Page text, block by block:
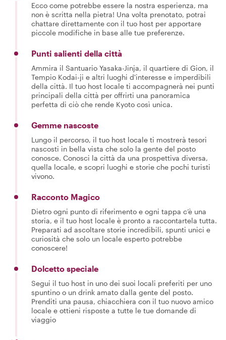
Ecco come potrebbe essere la nostra esperienza, ma
non è scritta nella pietra! Una volta prenotato, potrai
chattare direttamente con il tuo host per apportare
piccole modifiche in base alle tue preferenze.
Punti salienti della città
Ammira il Santuario Yasaka-Jinja, il quartiere di Gion, il
Tempio Kodai-ji e altri luoghi d'interesse e imperdibili
della città. Il tuo host locale ti accompagnerà nei punti
principali della città per offrirti una panoramica
perfetta di ciò che rende Kyoto così unica.
Gemme nascoste
Lungo il percorso, il tuo host locale ti mostrerà tesori
nascosti in bella vista che solo la gente del posto
conosce. Conosci la città da una prospettiva diversa,
quella locale, e scopri luoghi e storie che pochi turisti
vivono.
Racconto Magico
Dietro ogni punto di riferimento e ogni tappa c’è una
storia, e il tuo host locale è pronto a raccontartela tutta.
Preparati ad ascoltare storie incredibili, spunti unici e
curiosità che solo un locale esperto potrebbe
conoscere!
Dolcetto speciale
Segui il tuo host in uno dei suoi locali preferiti per uno
spuntino o un drink amato dalla gente del posto.
Prenditi una pausa, chiacchiera con il tuo nuovo amico
locale e ottieni risposte a tutte le tue domande di
viaggio